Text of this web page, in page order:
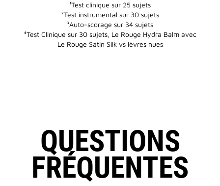
¹Test clinique sur 25 sujets
²Test instrumental sur 30 sujets
³Auto-scorage sur 34 sujets
⁴Test Clinique sur 30 sujets, Le Rouge Hydra Balm avec
Le Rouge Satin Silk vs lèvres nues
QUESTIONS
FRÉQUENTES